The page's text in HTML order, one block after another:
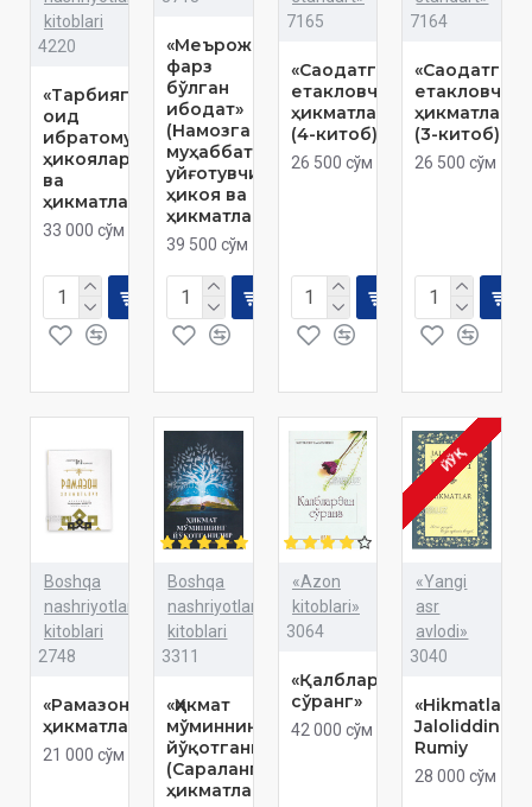
kitoblari
4220
«Тарбияга
оид
ибратомуз
ҳикоялар
ва
ҳикматлар»
33 000 сўм
«Меърожда
фарз
бўлган
ибодат»
(Намозга
муҳаббат
уйғотувчи
ҳикоя ва
ҳикматлар)
39 500 сўм
7165
«Саодатга
етакловчи
ҳикматлар»
(4-китоб)
26 500 сўм
7164
«Саодатга
етакловчи
ҳикматлар»
(3-китоб)
26 500 сўм
Boshqa
nashriyotlar
kitoblari
2748
«Рамазон
ҳикматлари»
21 000 сўм
Boshqa
nashriyotlar
kitoblari
3311
«Ҳикмат
мўминнинг
йўқотганидир»
(Сараланган
ҳикматлар)
«Azon
kitoblari»
3064
«Қалблардан
сўранг»
42 000 сўм
ЙЎҚ
«Yangi
asr
avlodi»
3040
«Hikmatlar»
Jaloliddin
Rumiy
28 000 сўм